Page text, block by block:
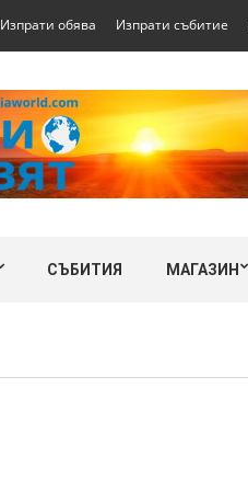
Изпрати обява Изпрати събитие
СЪБИТИЯ МАГАЗИН